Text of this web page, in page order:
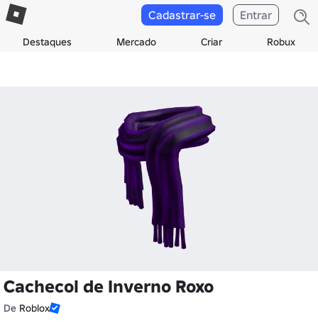
Destaques Mercado Criar Robux
Cadastrar-se Entrar
Cachecol de Inverno Roxo
De Roblox